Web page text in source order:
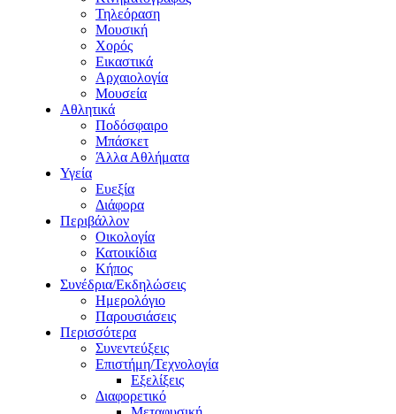
Τηλεόραση
Μουσική
Χορός
Εικαστικά
Αρχαιολογία
Μουσεία
Αθλητικά
Ποδόσφαιρο
Μπάσκετ
Άλλα Αθλήματα
Υγεία
Ευεξία
Διάφορα
Περιβάλλον
Οικολογία
Κατοικίδια
Κήπος
Συνέδρια/Εκδηλώσεις
Ημερολόγιο
Παρουσιάσεις
Περισσότερα
Συνεντεύξεις
Επιστήμη/Τεχνολογία
Εξελίξεις
Διαφορετικό